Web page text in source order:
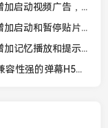
Artplayer - 轻量开源的弹幕H5播放器增加启动视频广告，能关闭可全屏
Artplayer - 轻量开源的弹幕H5播放器增加启动和暂停贴片广告
Artplayer - 轻量开源的弹幕H5播放器增加记忆播放和提示框
Artplayer-轻量化全开源、功能齐全、兼容性强的弹幕H5播放器